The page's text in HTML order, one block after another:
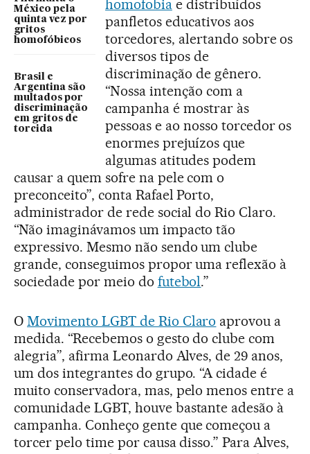
México pela
quinta vez por
gritos
homofóbicos
Brasil e
Argentina são
multados por
discriminação
em gritos de
torcida
homofobiae distribuídos
panfletos educativos aos
torcedores, alertando sobre os
diversos tipos de
discriminação de gênero.
“Nossa intenção com a
campanha é mostrar às
pessoas e ao nosso torcedor os
enormes prejuízos que
algumas atitudes podem
causar a quem sofre na pele com o
preconceito”, conta Rafael Porto,
administrador de rede social do Rio Claro.
“Não imaginávamos um impacto tão
expressivo. Mesmo não sendo um clube
grande, conseguimos propor uma reflexão à
sociedade por meio do futebol.”
O Movimento LGBT de Rio Claro aprovou a
medida. “Recebemos o gesto do clube com
alegria”, afirma Leonardo Alves, de 29 anos,
um dos integrantes do grupo. “A cidade é
muito conservadora, mas, pelo menos entre a
comunidade LGBT, houve bastante adesão à
campanha. Conheço gente que começou a
torcer pelo time por causa disso.” Para Alves,